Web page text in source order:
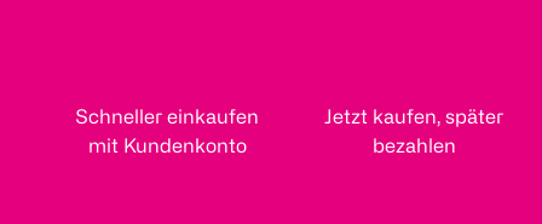
Schneller einkaufen
mit Kundenkonto
Jetzt kaufen, später
bezahlen